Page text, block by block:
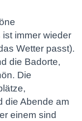
immer wieder
Wetter passt).
die Badorte,
Die
die Abende am
einem sind